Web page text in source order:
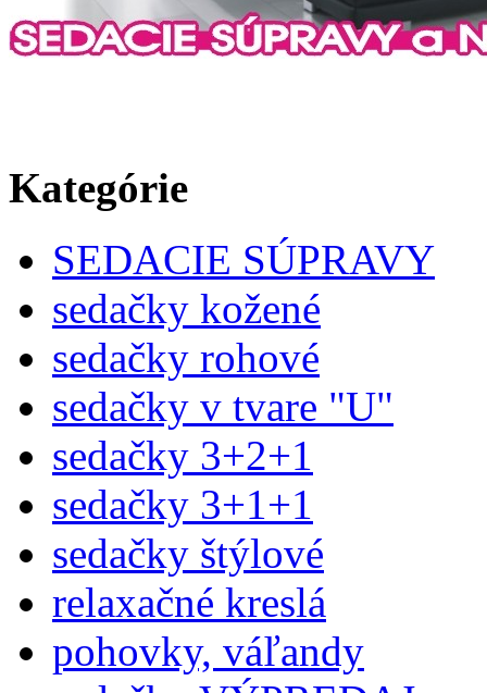
Kategórie
SEDACIE SÚPRAVY
sedačky kožené
sedačky rohové
sedačky v tvare "U"
sedačky 3+2+1
sedačky 3+1+1
sedačky štýlové
relaxačné kreslá
pohovky, váľandy